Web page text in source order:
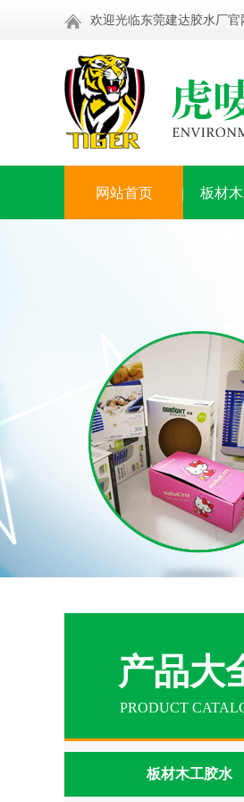
欢迎光临东莞建达胶水厂
网站首页 板材
产品大
PRODUCT
板材木工胶水